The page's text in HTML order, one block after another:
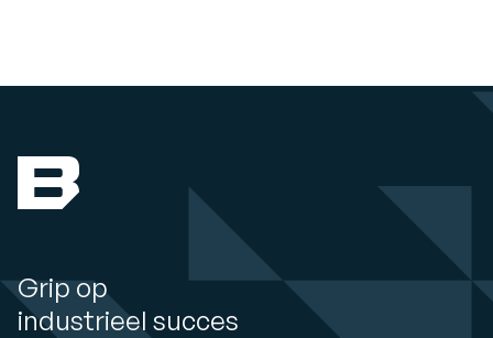
Grip op
industrieel succes